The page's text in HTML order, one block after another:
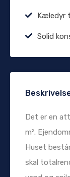
Kæledyr
Solid
Det er en
m².
Huset
skal